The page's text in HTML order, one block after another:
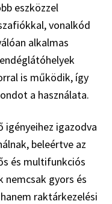
eszközzel
vonalkód
alkalmas
is működik, így
a használata.
igényeihez igazodva
beleértve az
és multifunkciós
nemcsak gyors és
raktárkezelési